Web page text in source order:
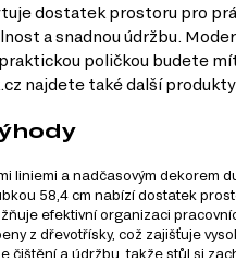
dostatek prostoru pro
a snadnou údržbu.
poličkou budete
najdete také další
liniemi a nadčasovým dekorem
58,4 cm nabízí dostatek
efektivní organizaci
z dřevotřísky, což zajišťuje
čištění a údržbu, takže stůl si